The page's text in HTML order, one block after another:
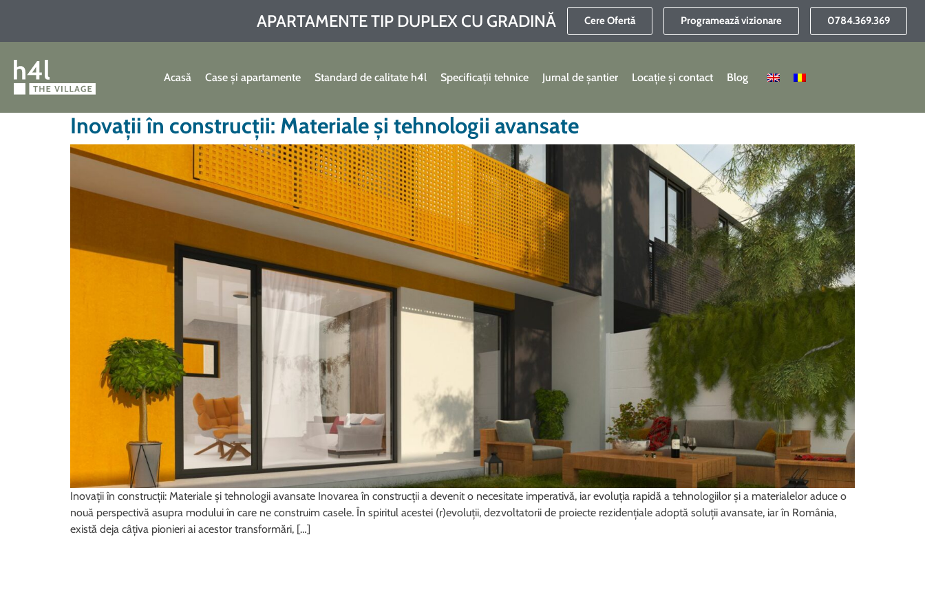
APARTAMENTE TIP DUPLEX CU GRADINĂ Cere Ofertă Programează vizionare 0784.369.369
Acasă Case și apartamente Standard de calitate h4l Specificații tehnice Jurnal de șantier Locație și contact Blog
Inovații în construcții: Materiale și tehnologii avansate
Inovații în construcții: Materiale și tehnologii avansate Inovarea în construcții a devenit o necesitate imperativă, iar evoluția rapidă a tehnologiilor și a materialelor aduce o
nouă perspectivă asupra modului în care ne construim casele. În spiritul acestei (r)evoluții, dezvoltatorii de proiecte rezidențiale adoptă soluții avansate, iar în România,
există deja câțiva pionieri ai acestor transformări, […]